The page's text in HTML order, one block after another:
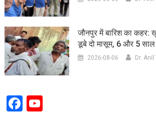
जौनपुर में बारिश का कहर:
डूबे दो मासूम, 6 और 5 साल
2026-08-06 Dr.
Facebook
YouTube